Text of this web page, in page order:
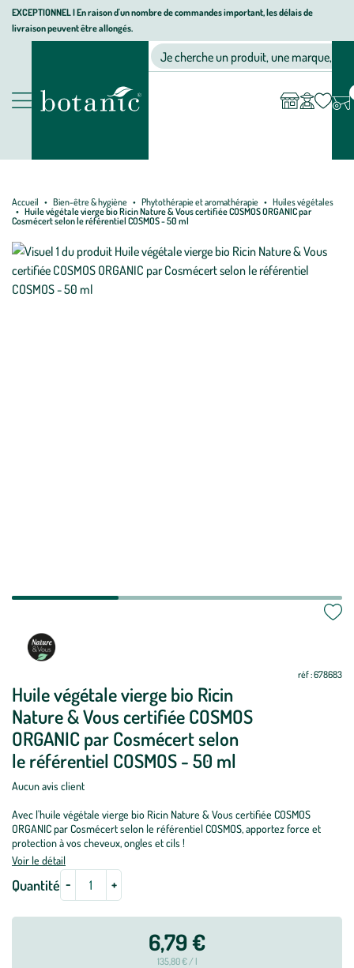
Aller
Aller
au
Aller
au
page
EXCEPTIONNEL I En raison d'un nombre de commandes important, les délais de
livraison peuvent être allongés.
Nos produits
Jardinerie écologique, animalerie, décoration, alimentation bio
Je cherche un produit, une marque, un
compte
Accueil Bien-être & hygiène Phytothérapie et aromathérapie
Huiles végétales
Huile végétale vierge bio Ricin Nature & Vous certifiée COSMOS ORGANIC par
Cosmécert selon le référentiel COSMOS - 50 ml
Huile végétale vierge bio Ricin
Nature & Vous certifiée COSMOS
ORGANIC par Cosmécert selon
le référentiel COSMOS - 50 ml
réf : 678683
Aucun avis client
Avec l'huile végétale vierge bio Ricin Nature & Vous certifiée COSMOS
ORGANIC par Cosmécert selon le référentiel COSMOS, apportez force et
protection à vos cheveux, ongles et cils !
Voir le détail
Quantité
Mettre
-
Mettre
+
6,79 €
135,80 € / l